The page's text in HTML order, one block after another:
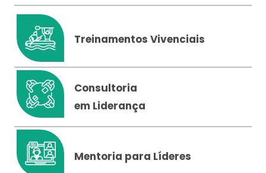
Treinamentos Vivenciais
Consultoria
em Liderança
Mentoria para Líderes